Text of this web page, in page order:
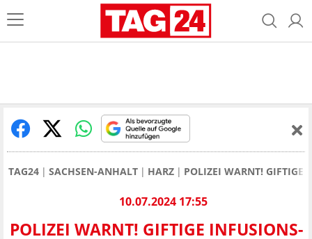
TAG24 SACHSEN-ANHALT HARZ POLIZEI WARNT! GIFTIGE
10.07.2024 17:55
POLIZEI WARNT! GIFTIGE INFUSIONS-